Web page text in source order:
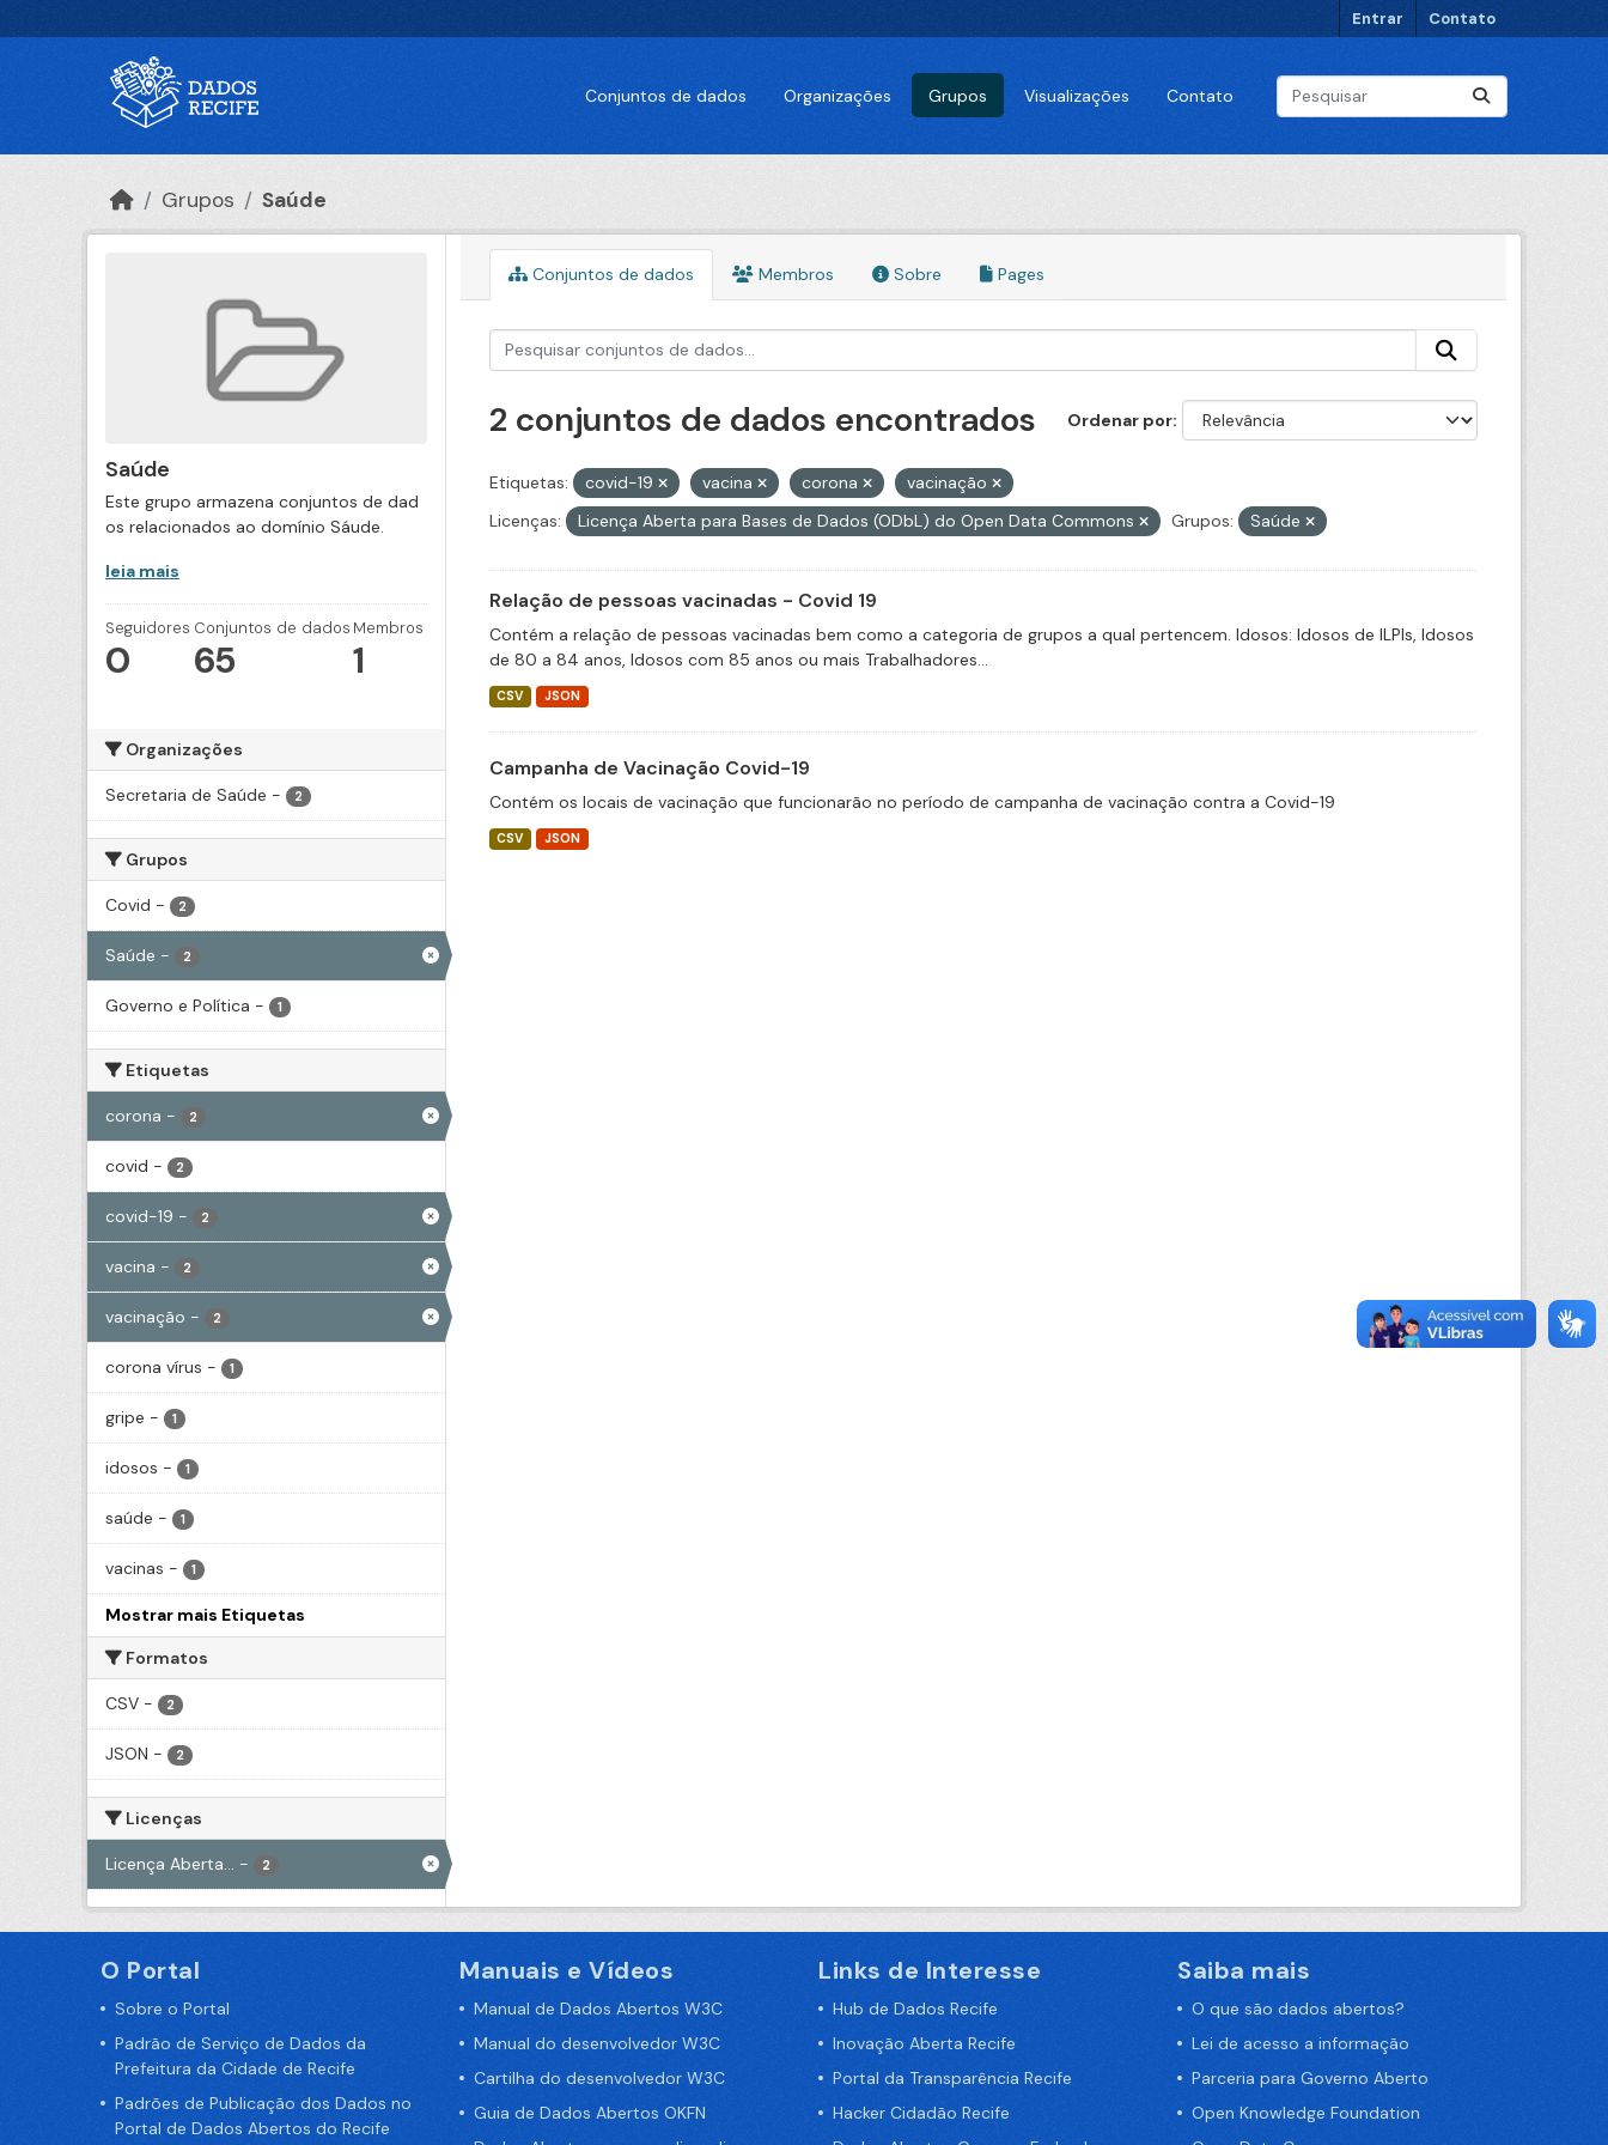
Entrar Contato
Conjuntos de dados Organizações Grupos Visualizações Contato
Grupos Saúde
Saúde
Este grupo armazena conjuntos de dad
os relacionados ao domínio Sáude.
leia mais
Seguidores
0
Conjuntos de dados
65
Membros
1
Organizações
Secretaria de Saúde - 2
Grupos
Covid - 2
Saúde - 2
Governo e Política - 1
Etiquetas
corona - 2
covid - 2
covid-19 - 2
vacina - 2
vacinação - 2
corona vírus - 1
gripe - 1
idosos - 1
saúde - 1
vacinas - 1
Mostrar mais Etiquetas
Formatos
CSV - 2
JSON - 2
Licenças
Licença Aberta... - 2
Conjuntos de dados Membros Sobre Pages
Ordenar por
2 conjuntos de dados encontrados
Etiquetas: covid-19 vacina corona
vacinação
Licenças:
Licença Aberta para Bases de Dados (ODbL) do Open Data Commons Grupos: Saúde
Relação de pessoas vacinadas - Covid 19
Contém a relação de pessoas vacinadas bem como a categoria de grupos a qual pertencem. Idosos: Idosos de ILPIs, Idosos
de 80 a 84 anos, Idosos com 85 anos ou mais Trabalhadores...
CSV JSON
Campanha de Vacinação Covid-19
Contém os locais de vacinação que funcionarão no período de campanha de vacinação contra a Covid-19
CSV JSON
O Portal
Sobre o Portal
Padrão de Serviço de Dados da
Prefeitura da Cidade de Recife
Padrões de Publicação dos Dados no
Portal de Dados Abertos do Recife
Manuais e Vídeos
Manual de Dados Abertos W3C
Manual do desenvolvedor W3C
Cartilha do desenvolvedor W3C
Guia de Dados Abertos OKFN
Links de Interesse
Hub de Dados Recife
Inovação Aberta Recife
Portal da Transparência Recife
Hacker Cidadão Recife
Saiba mais
O que são dados abertos?
Lei de acesso a informação
Parceria para Governo Aberto
Open Knowledge Foundation